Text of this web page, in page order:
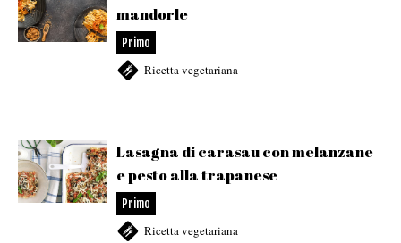
mandorle
Primo
Ricetta vegetariana
Lasagna di carasau con melanzane
e pesto alla trapanese
Primo
Ricetta vegetariana